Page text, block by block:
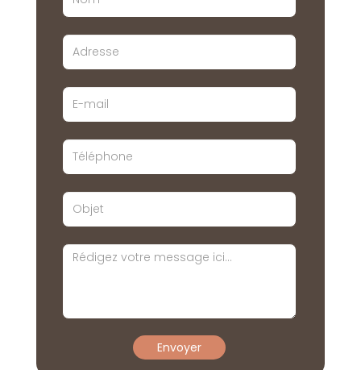
Adresse
E-
mail
Téléphone
Objet
Message